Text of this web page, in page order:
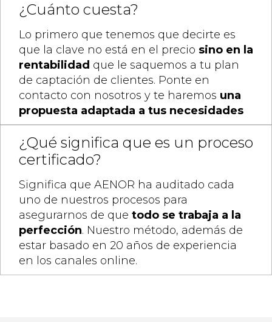
¿Cuánto cuesta?
Lo primero que tenemos que decirte es
que la clave no está en el precio sino en la
rentabilidad que le saquemos a tu plan
de captación de clientes. Ponte en
contacto con nosotros y te haremos una
propuesta adaptada a tus necesidades
¿Qué significa que es un proceso
certificado?
Significa que AENOR ha auditado cada
uno de nuestros procesos para
asegurarnos de que todo se trabaja a la
perfección. Nuestro método, además de
estar basado en 20 años de experiencia
en los canales online.